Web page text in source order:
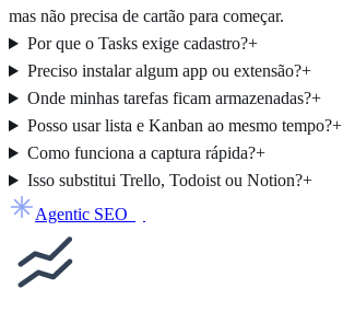
mas não precisa de cartão para começar.
Por que o Tasks exige cadastro?+
Preciso instalar algum app ou extensão?+
Onde minhas tarefas ficam armazenadas?+
Posso usar lista e Kanban ao mesmo tempo?+
Como funciona a captura rápida?+
Isso substitui Trello, Todoist ou Notion?+
Agentic SEO